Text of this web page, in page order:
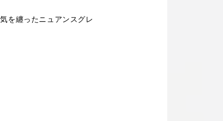
を纏ったニュアンスグレ